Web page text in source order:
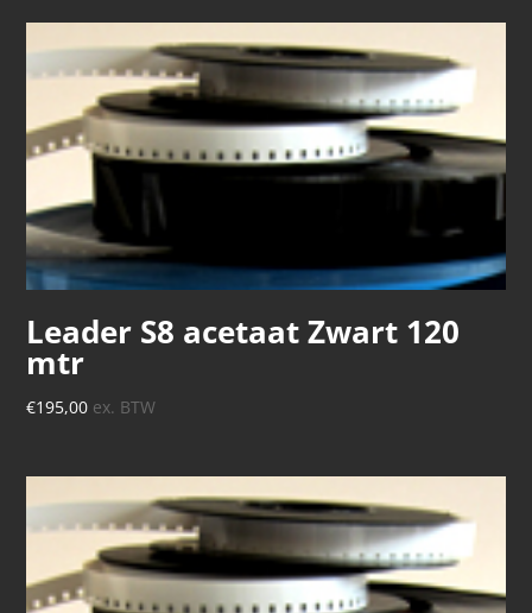
Leader S8 acetaat Zwart 120
mtr
€195,00 ex. BTW